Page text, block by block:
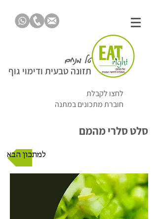
טל מנחם
תזונה טבעית ודימוי גוף
לחצו לקבלת
חוברת מתכונים במתנה
סלט סלרי מהמם
למתכון הבא